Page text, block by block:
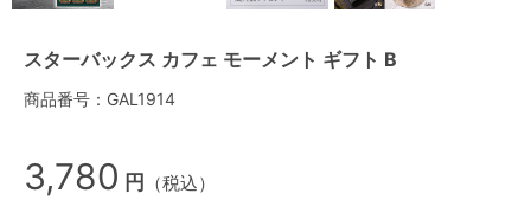
スターバックス カフェ モーメント ギフト B
商品番号：GAL1914
3,780 円 （税込）